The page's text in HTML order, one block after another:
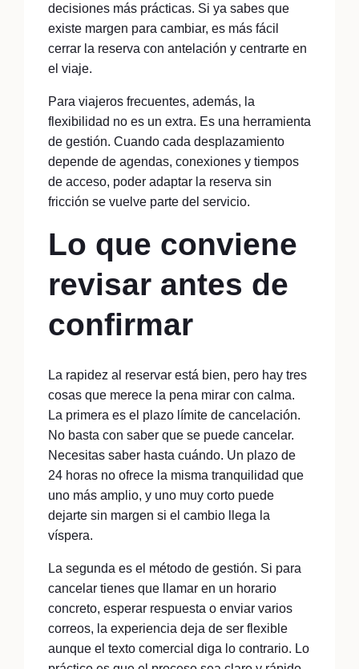
decisiones más prácticas. Si ya sabes que
existe margen para cambiar, es más fácil
cerrar la reserva con antelación y centrarte en
el viaje.
Para viajeros frecuentes, además, la
flexibilidad no es un extra. Es una herramienta
de gestión. Cuando cada desplazamiento
depende de agendas, conexiones y tiempos
de acceso, poder adaptar la reserva sin
fricción se vuelve parte del servicio.
Lo que conviene
revisar antes de
confirmar
La rapidez al reservar está bien, pero hay tres
cosas que merece la pena mirar con calma.
La primera es el plazo límite de cancelación.
No basta con saber que se puede cancelar.
Necesitas saber hasta cuándo. Un plazo de
24 horas no ofrece la misma tranquilidad que
uno más amplio, y uno muy corto puede
dejarte sin margen si el cambio llega la
víspera.
La segunda es el método de gestión. Si para
cancelar tienes que llamar en un horario
concreto, esperar respuesta o enviar varios
correos, la experiencia deja de ser flexible
aunque el texto comercial diga lo contrario. Lo